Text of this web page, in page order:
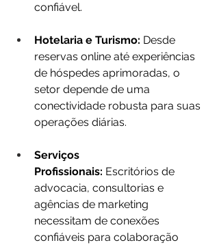
confiável.
Hotelaria e Turismo: Desde
reservas online até experiências
de hóspedes aprimoradas, o
setor depende de uma
conectividade robusta para suas
operações diárias.
Serviços
Profissionais: Escritórios de
advocacia, consultorias e
agências de marketing
necessitam de conexões
confiáveis para colaboração